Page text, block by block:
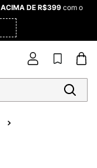
ACIMA DE R$399com o